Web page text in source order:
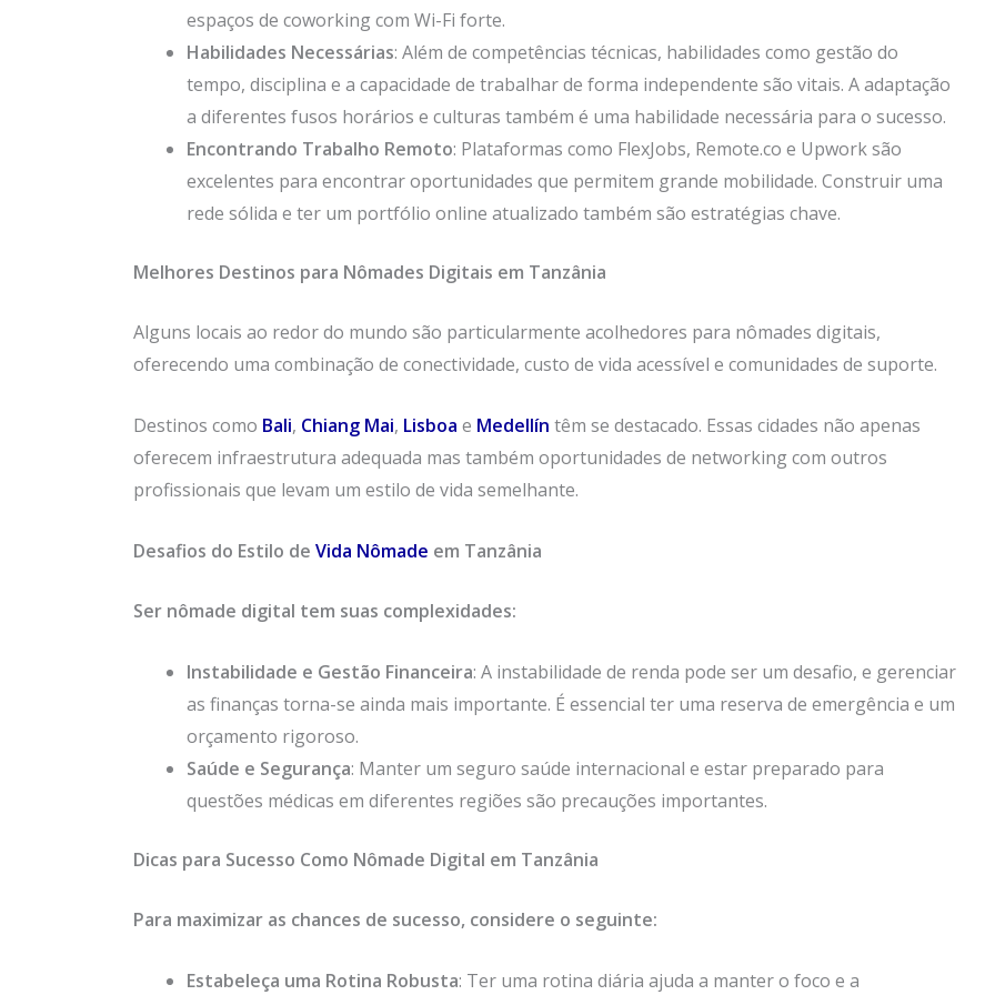
espaços de coworking com Wi-Fi forte.
Habilidades Necessárias: Além de competências técnicas, habilidades como gestão do
tempo, disciplina e a capacidade de trabalhar de forma independente são vitais. A adaptação
a diferentes fusos horários e culturas também é uma habilidade necessária para o sucesso.
Encontrando Trabalho Remoto: Plataformas como FlexJobs, Remote.co e Upwork são
excelentes para encontrar oportunidades que permitem grande mobilidade. Construir uma
rede sólida e ter um portfólio online atualizado também são estratégias chave.
Melhores Destinos para Nômades Digitais em Tanzânia
Alguns locais ao redor do mundo são particularmente acolhedores para nômades digitais,
oferecendo uma combinação de conectividade, custo de vida acessível e comunidades de suporte.
Destinos como Bali, Chiang Mai, Lisboa e Medellín têm se destacado. Essas cidades não apenas
oferecem infraestrutura adequada mas também oportunidades de networking com outros
profissionais que levam um estilo de vida semelhante.
Desafios do Estilo de Vida Nômade em Tanzânia
Ser nômade digital tem suas complexidades:
Instabilidade e Gestão Financeira: A instabilidade de renda pode ser um desafio, e gerenciar
as finanças torna-se ainda mais importante. É essencial ter uma reserva de emergência e um
orçamento rigoroso.
Saúde e Segurança: Manter um seguro saúde internacional e estar preparado para
questões médicas em diferentes regiões são precauções importantes.
Dicas para Sucesso Como Nômade Digital em Tanzânia
Para maximizar as chances de sucesso, considere o seguinte:
Estabeleça uma Rotina Robusta: Ter uma rotina diária ajuda a manter o foco e a